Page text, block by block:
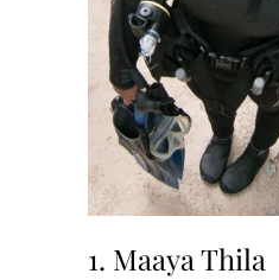
1. Maaya Thila